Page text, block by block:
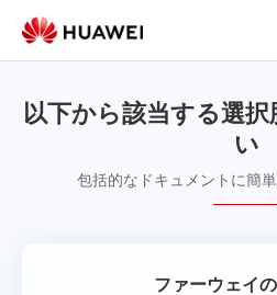
以下から該当する選
い
包括的なドキュメントに簡
ファーウェイ